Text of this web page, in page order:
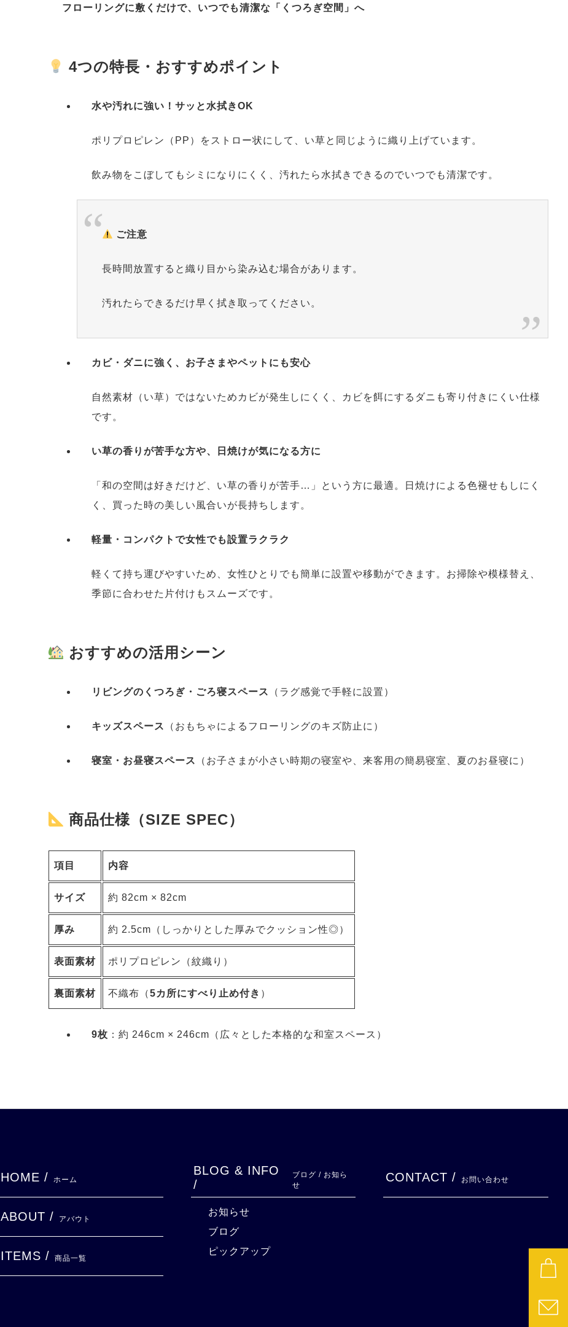
フローリングに敷くだけで、いつでも清潔な「くつろぎ空間」へ
4つの特長・おすすめポイント
水や汚れに強い！サッと水拭きOK
ポリプロピレン（PP）をストロー状にして、い草と同じように織り上げています。
飲み物をこぼしてもシミになりにくく、汚れたら水拭きできるのでいつでも清潔です。
ご注意
長時間放置すると織り目から染み込む場合があります。
汚れたらできるだけ早く拭き取ってください。
カビ・ダニに強く、お子さまやペットにも安心
自然素材（い草）ではないためカビが発生しにくく、カビを餌にするダニも寄り付きにくい仕様
です。
い草の香りが苦手な方や、日焼けが気になる方に
「和の空間は好きだけど、い草の香りが苦手…」という方に最適。日焼けによる色褪せもしにく
く、買った時の美しい風合いが長持ちします。
軽量・コンパクトで女性でも設置ラクラク
軽くて持ち運びやすいため、女性ひとりでも簡単に設置や移動ができます。お掃除や模様替え、
季節に合わせた片付けもスムーズです。
おすすめの活用シーン
リビングのくつろぎ・ごろ寝スペース （ラグ感覚で手軽に設置）
キッズスペース （おもちゃによるフローリングのキズ防止に）
寝室・お昼寝スペース （お子さまが小さい時期の寝室や、来客用の簡易寝室、夏のお昼寝に）
商品仕様（SIZE SPEC）
項目 内容
サイズ 約 82cm × 82cm
厚み 約 2.5cm（しっかりとした厚みでクッション性◎）
表面素材 ポリプロピレン（紋織り）
裏面素材 不織布（5カ所にすべり止め付き ）
9枚 ：約 246cm × 246cm（広々とした本格的な和室スペース）
HOME / ホーム
ABOUT / アバウト
ITEMS / 商品一覧
BLOG & INFO
/
ブログ / お知ら
せ
お知らせ
ブログ
ピックアップ
CONTACT / お問い合わせ